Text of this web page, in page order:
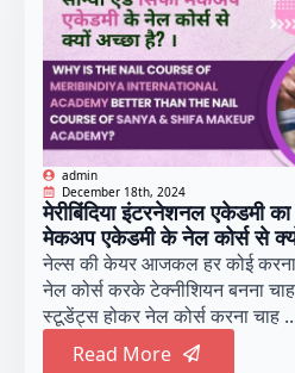
admin
December 18th, 2024
मेरीबिंदिया इंटरनेशनल एकेडमी
मेकअप एकेडमी के नेल कोर्स से
नेल्स की केयर आजकल हर कोई
नेल कोर्स करके टेक्नीशियन बनना
स्टूडेंट्स होकर नेल कोर्स करना चाह
Read More